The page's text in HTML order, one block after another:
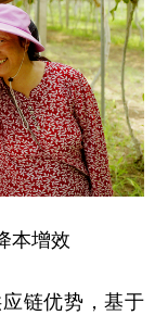
本增效
链优势，基于